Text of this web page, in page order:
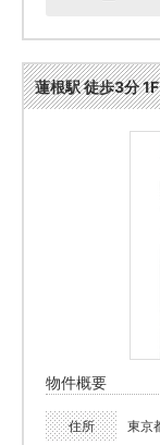
蓮根駅 徒歩3分
物件概要
住所 東京